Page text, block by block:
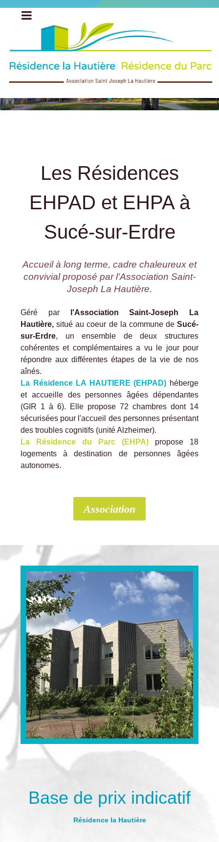
Les Résidences
EHPAD et EHPA à
Sucé-sur-Erdre
Accueil à long terme, cadre chaleureux et
convivial proposé par l'Association Saint-
Joseph La Hautière.
Géré par
l'Association Saint-Joseph La
Hautière, situé au coeur de la commune de Sucé-
sur-Erdre, un ensemble de deux structures
cohérentes et complémentaires a vu le jour pour
répondre aux différentes étapes de la vie de nos
aînés.
La Résidence LA HAUTIERE (EHPAD) héberge
et accueille des personnes âgées dépendantes
(GIR 1 à 6). Elle propose 72 chambres dont 14
sécurisées pour l'accueil des personnes présentant
des troubles cognitifs (unité Alzheimer).
La Résidence du Parc (EHPA) propose 18
logements à destination de personnes âgées
autonomes.
Association
Base de prix indicatif
Résidence la Hautière